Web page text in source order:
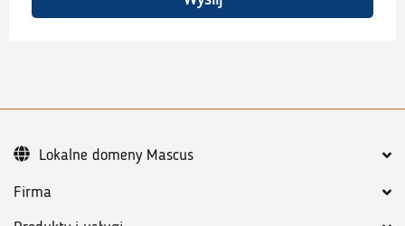
Firma
Lokalne domeny Mascus